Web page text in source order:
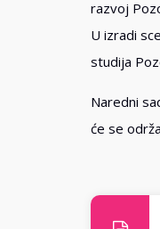
razvoj
U izradi
studija
Naredni
će se